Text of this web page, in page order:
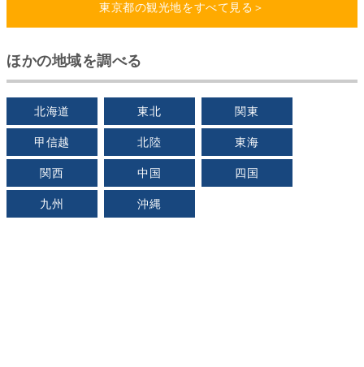
東京都の観光地をすべて見る＞
ほかの地域を調べる
北海道 東北 関東
甲信越 北陸 東海
関西 中国 四国
九州 沖縄